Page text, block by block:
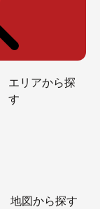
エリアから探
す
地図から探す